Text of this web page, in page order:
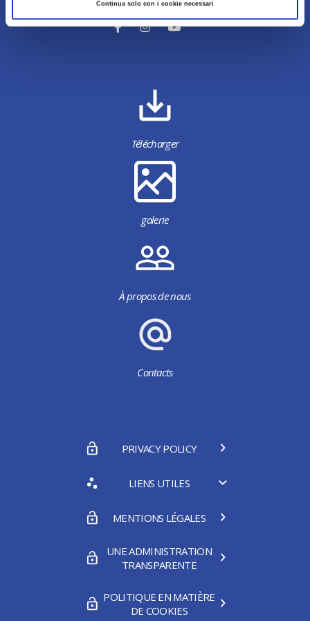
Continua solo con i cookie necessari
Télécharger
galerie
À propos de nous
Contacts
PRIVACY POLICY
LIENS UTILES
MENTIONS LÉGALES
UNE ADMINISTRATION
TRANSPARENTE
POLITIQUE EN MATIÈRE
DE COOKIES